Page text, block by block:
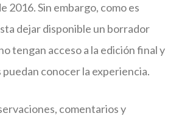
2016. Sin embargo, como es
dejar disponible un borrador
tengan acceso a la edición final y
conocer la experiencia.
comentarios y